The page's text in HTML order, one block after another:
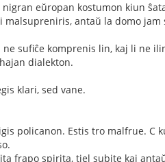
eŭropan kostumon kiun
antaŭ la domo jam
sufiĉe komprenis lin, kaj li ne
dialekton.
klari, sed vane.
policanon. Estis tro malfrue. C
frapo spirita, tiel subite kaj